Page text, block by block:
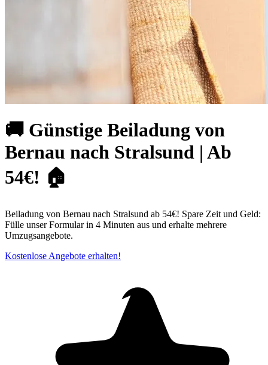
🚚 Günstige Beiladung von
Bernau nach Stralsund | Ab
54€! 🏠
Beiladung von Bernau nach Stralsund ab 54€! Spare Zeit und Geld:
Fülle unser Formular in 4 Minuten aus und erhalte mehrere
Umzugsangebote.
Kostenlose Angebote erhalten!